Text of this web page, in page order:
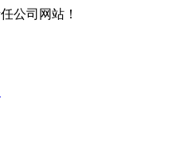
公司网站！